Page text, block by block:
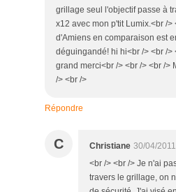
grillage seul l'objectif passe à
x12 avec mon p'tit Lumix.<br />
d'Amiens en comparaison est
déguingandé! hi hi<br /> <br />
grand merci<br /> <br /> <br />
/> <br />
Répondre
C Christiane 30/04/
<br /> <br /> Je n'ai
travers le grillage, on